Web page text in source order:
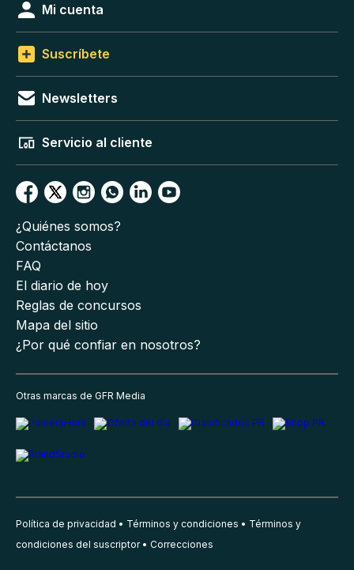
Mi cuenta
Suscríbete
Newsletters
Servicio al cliente
¿Quiénes somos?
Contáctanos
FAQ
El diario de hoy
Reglas de concursos
Mapa del sitio
¿Por qué confiar en nosotros?
Otras marcas de GFR Media
Política de privacidad Términos y condiciones
Términos y
condiciones del suscriptor
Correcciones